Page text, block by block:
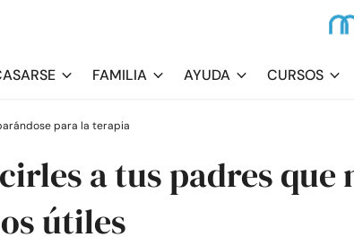
FAMILIA AYUDA CURSOS
para la terapia
a tus padres
útiles